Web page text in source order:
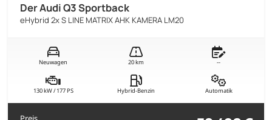
Der Audi Q3 Sportback
eHybrid 2x S LINE MATRIX AHK KAMERA LM20
Neuwagen 20 km --
130 kW / 177 PS Hybrid-Benzin Automatik